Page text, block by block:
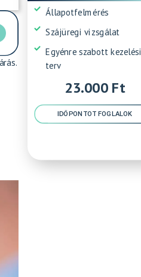
Állapotfelmérés
Szájüregi vizsgálat
Egyénre szabott kezelési
terv
23.000 Ft
IDŐPONTOT FOGLALOK